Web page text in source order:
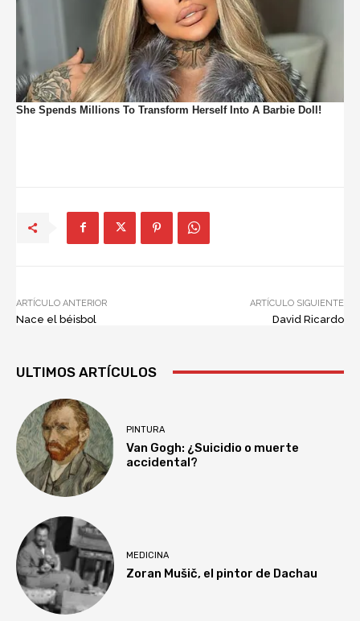
ARTÍCULO ANTERIOR
Nace el béisbol
ARTÍCULO SIGUIENTE
David Ricardo
ULTIMOS ARTÍCULOS
PINTURA
Van Gogh: ¿Suicidio o muerte
accidental?
MEDICINA
Zoran Mušič, el pintor de Dachau